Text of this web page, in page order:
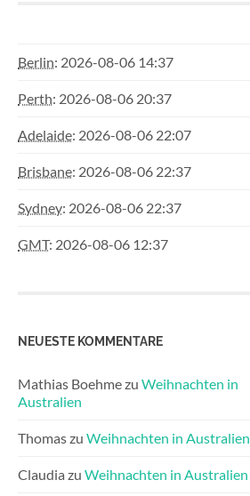
Berlin: 2026-08-06 14:37
Perth: 2026-08-06 20:37
Adelaide: 2026-08-06 22:07
Brisbane: 2026-08-06 22:37
Sydney: 2026-08-06 22:37
GMT: 2026-08-06 12:37
NEUESTE KOMMENTARE
Mathias Boehmezu Weihnachten in
Australien
Thomaszu Weihnachten in Australien
Claudia zu Weihnachten in Australien